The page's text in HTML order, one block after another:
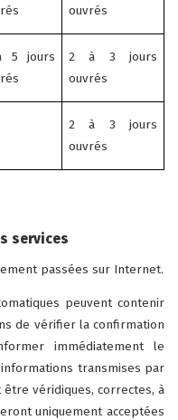
ouvrés
5 jours
2 à 3 jours
ouvrés
2 à 3 jours
ouvrés
services
passées sur Internet.
peuvent contenir
de vérifier la confirmation
immédiatement le
informations transmises par
véridiques, correctes, à
uniquement acceptées